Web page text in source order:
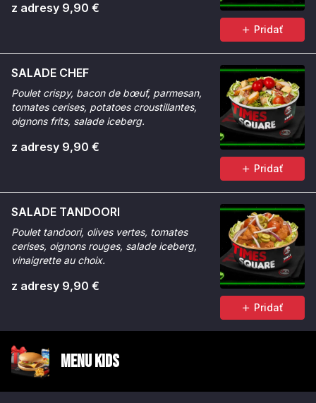
z adresy 9,90 €
Pridať
SALADE CHEF
Poulet crispy, bacon de bœuf, parmesan,
tomates cerises, potatoes croustillantes,
oignons frits, salade iceberg.
z adresy 9,90 €
Pridať
SALADE TANDOORI
Poulet tandoori, olives vertes, tomates
cerises, oignons rouges, salade iceberg,
vinaigrette au choix.
z adresy 9,90 €
Pridať
Menu Kids